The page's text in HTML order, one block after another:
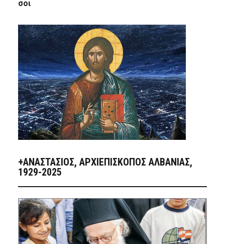
σοι
+ΑΝΑΣΤΆΣΙΟΣ, ΑΡΧΙΕΠΊΣΚΟΠΟΣ ΑΛΒΑΝΊΑΣ,
1929-2025